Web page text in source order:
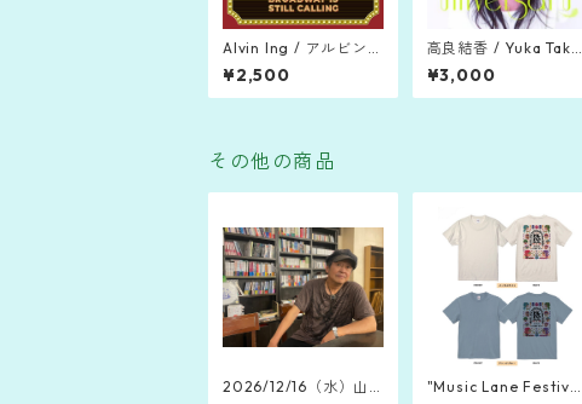
Alvin Ing / アルビン・
イン「Broadway Is St
ill Calling」(2020)
¥2,500
高良結香 / Yuka Takar
a「Universal U」(201
1)
¥3,000
その他の商品
2026/12/16（水）山
"Music Lane Festival